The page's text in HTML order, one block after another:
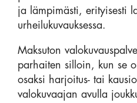
ja lämpimästi, erityisesti
urheilukuvauksessa.
Maksuton
parhaiten silloin, kun se
osaksi harjoitus- tai
valokuvaajan avulla